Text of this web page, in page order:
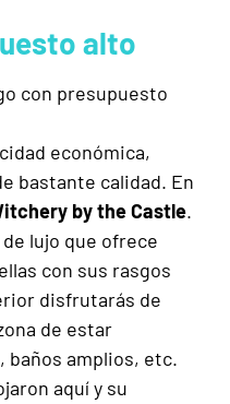
alto
económica,
bastante calidad. En
by the Castle.
lujo que ofrece
con sus rasgos
disfrutarás de
de estar
amplios, etc.
aquí y su